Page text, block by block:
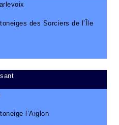
des Sorciers de l’Île
l’Aiglon